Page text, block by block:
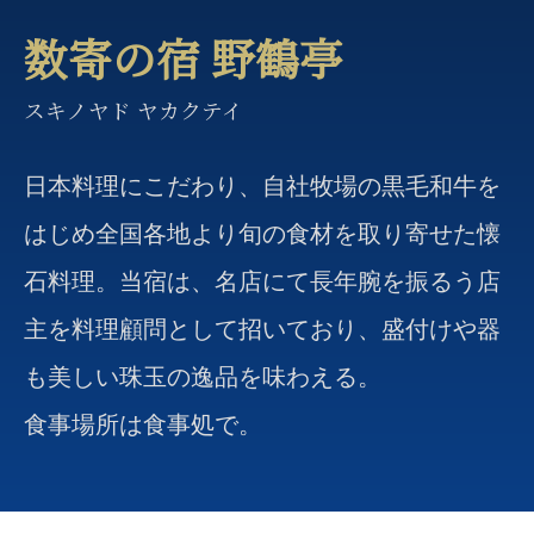
数寄の宿 野鶴亭
スキノヤド ヤカクテイ
日本料理にこだわり、自社牧場の黒毛和牛を
はじめ全国各地より旬の食材を取り寄せた懐
石料理。当宿は、名店にて長年腕を振るう店
主を料理顧問として招いており、盛付けや器
も美しい珠玉の逸品を味わえる。
食事場所は食事処で。